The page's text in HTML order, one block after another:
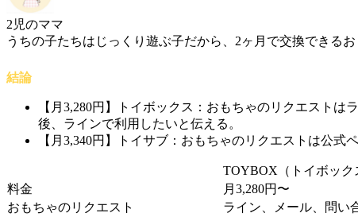
2児のママ
うちの子たちはじっくり遊ぶ子だから、2ヶ月で交換できる
結論
【月3,280円】トイボックス：おもちゃのリクエストは
後、ラインで利用したいと伝える。
【月3,340円】トイサブ：おもちゃのリクエストは公式
TOYBOX（トイボック
料金
月3,280円〜
おもちゃのリクエスト
ライン、メール、問い